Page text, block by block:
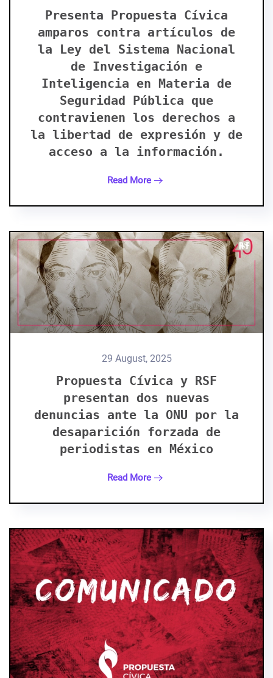
Presenta Propuesta Cívica
amparos contra artículos de
la Ley del Sistema Nacional
de Investigación e
Inteligencia en Materia de
Seguridad Pública que
contravienen los derechos a
la libertad de expresión y de
acceso a la información.
Read More
29 August, 2025
Propuesta Cívica y RSF
presentan dos nuevas
denuncias ante la ONU por la
desaparición forzada de
periodistas en México
Read More